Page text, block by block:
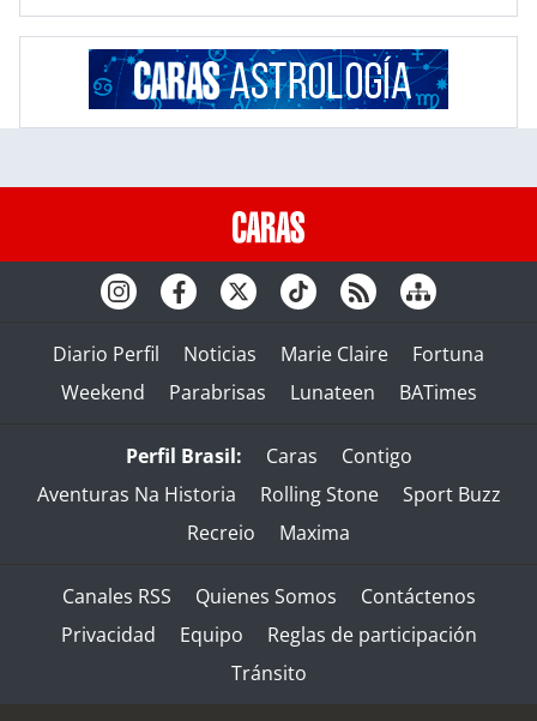
Diario Perfil Noticias Marie Claire
Fortuna
Weekend
Parabrisas Lunateen BATimes
Perfil Brasil: Caras
Contigo
Aventuras Na Historia
Rolling Stone
Sport Buzz
Recreio
Maxima
Canales RSS Quienes Somos
Contáctenos
Privacidad
Equipo
Reglas de participación
Tránsito